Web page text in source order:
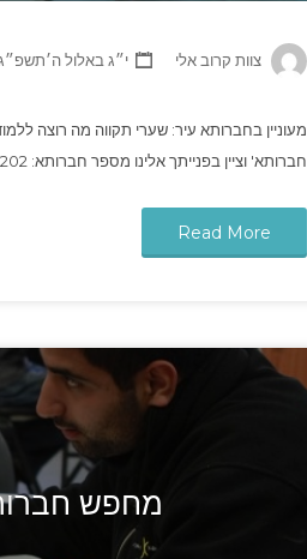
צוות קרוב אלי י״ג באלול
מעוניין בחברותא עיר: שערי תקווה מה רוצה
חברותא' וציין בפנייתך אלינו מספר חברותא: POT7202
Read More
מחפש